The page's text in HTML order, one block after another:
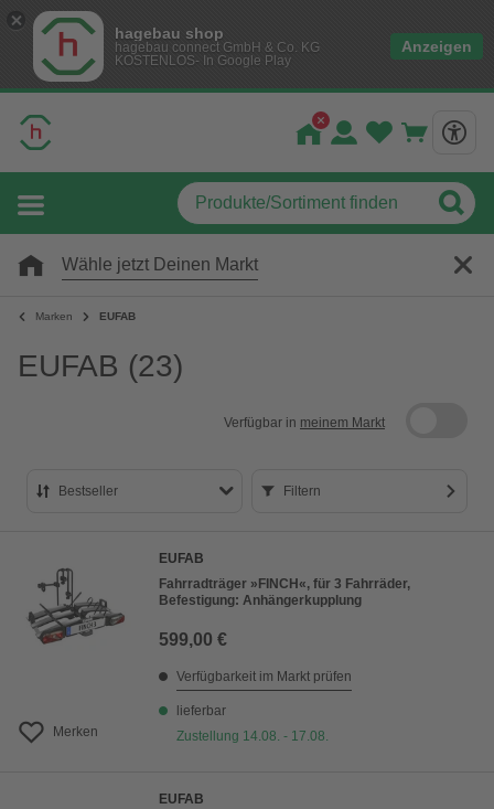
hagebau shop
hagebau connect GmbH & Co. KG
KOSTENLOS- In Google Play
Anzeigen
Wähle jetzt Deinen Markt
Marken EUFAB
EUFAB (23)
Verfügbar in meinem Markt
Bestseller
Preis aufsteigend
Preis absteigend
Filtern
Merken
EUFAB
Fahrradträger »FINCH«, für 3 Fahrräder,
Befestigung: Anhängerkupplung
599,00 €
Verfügbarkeit im Markt prüfen
lieferbar
Zustellung 14.08. - 17.08.
EUFAB